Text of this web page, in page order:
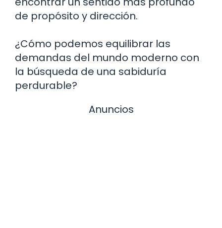
de propósito y dirección.
¿Cómo podemos equilibrar las
demandas del mundo moderno con
la búsqueda de una sabiduría
perdurable?
Anuncios